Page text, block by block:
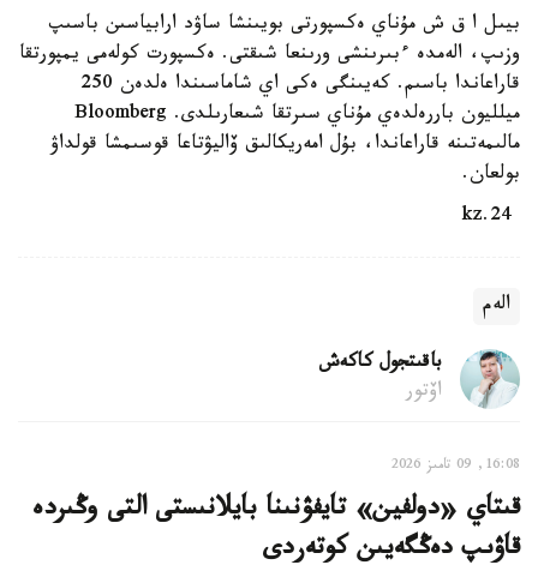
بيىل ا ق ش مۇناي ەكسپورتى بويىنشا ساۋد ارابياسىن باسىپ
وزىپ، الەمدە ءبىرىنشى ورىنعا شىقتى. ەكسپورت كولەمى يمپورتقا
قاراعاندا باسىم. كەيىنگى ەكى اي شاماسىندا ەلدەن 250
ميلليون باررەلدەي مۇناي سىرتقا شىعارىلدى. Bloomberg
مالىمەتىنە قاراعاندا، بۇل امەريكالىق ۆاليۋتاعا قوسىمشا قولداۋ
بولعان.
الەم
باقىتجول كاكەش
اۆتور
16:08, 09 تامىز 2026
قىتاي «دولفين» تايفۋنىنا بايلانىستى التى وڭىردە
قاۋىپ دەڭگەيىن كوتەردى